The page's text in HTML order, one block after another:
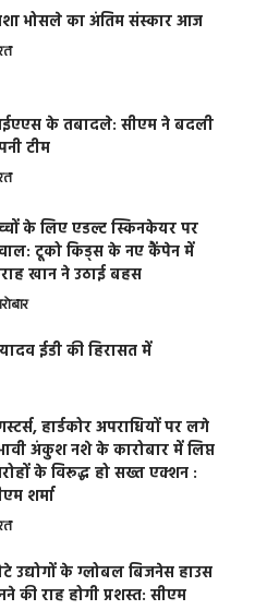
भोसले का अंतिम संस्कार आज
के तबादले: सीएम ने बदली
टीम
के लिए एडल्ट स्किनकेयर पर
टूको किड्स के नए कैंपेन में
खान ने उठाई बहस
ईडी की हिरासत में
हार्डकोर अपराधियों पर लगे
अंकुश नशे के कारोबार में लिप्त
के विरूद्ध हो सख्त एक्शन :
शर्मा
उद्योगों के ग्लोबल बिजनेस हाउस
की राह होगी प्रशस्त: सीएम